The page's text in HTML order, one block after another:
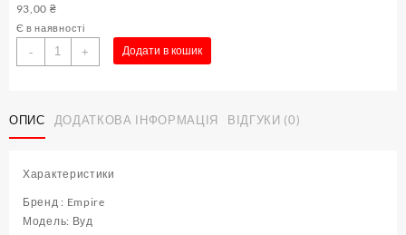
93,00 ₴
Є в наявності
-
Набір
двосторонніх
індивідуальній
упаковці
7
см
Вуд
+ Додати в кошик
ОПИС ДОДАТКОВА ІНФОРМАЦІЯ ВІДГУКИ (0)
Характеристики
Бренд : Empire
Модель: Вуд